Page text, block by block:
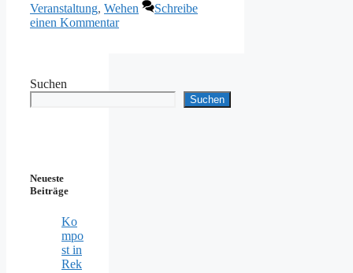
Veranstaltung, Wehen
Schreibe
einen Kommentar
Suchen
Suchen
Neueste
Beiträge
Ko
mpo
st in
Rek